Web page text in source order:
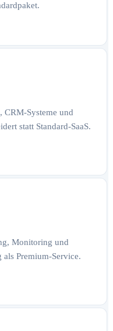
CRM-Systeme und
statt Standard-SaaS.
Monitoring und
als Premium-Service.